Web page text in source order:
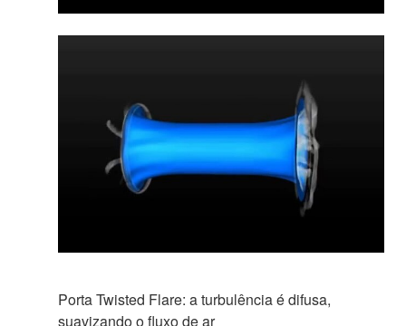
Porta Twisted Flare: a turbulência é difusa,
suavizando o fluxo de ar